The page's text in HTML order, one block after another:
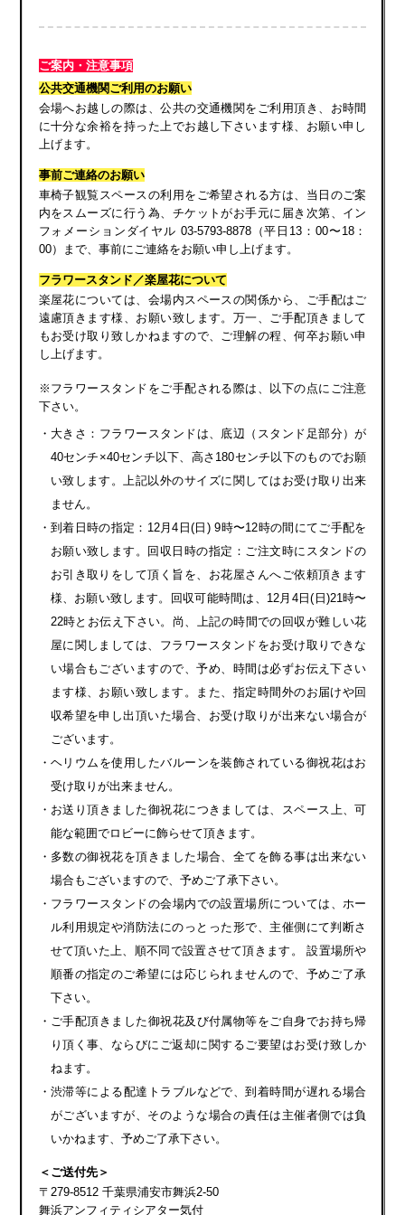
ご案内・注意事項
公共交通機関ご利用のお願い
会場へお越しの際は、公共の交通機関をご利用頂き、お時間
に十分な余裕を持った上でお越し下さいます様、お願い申し
上げます。
事前ご連絡のお願い
車椅子観覧スペースの利用をご希望される方は、当日のご案
内をスムーズに行う為、チケットがお手元に届き次第、イン
フォメーションダイヤル 03-5793-8878（平日13：00〜18：
00）まで、事前にご連絡をお願い申し上げます。
フラワースタンド／楽屋花について
楽屋花については、会場内スペースの関係から、ご手配はご
遠慮頂きます様、お願い致します。万一、ご手配頂きまして
もお受け取り致しかねますので、ご理解の程、何卒お願い申
し上げます。
※フラワースタンドをご手配される際は、以下の点にご注意
下さい。
・大きさ：フラワースタンドは、底辺（スタンド足部分）が
40センチ×40センチ以下、高さ180センチ以下のものでお願
い致します。上記以外のサイズに関してはお受け取り出来
ません。
・到着日時の指定：12月4日(日) 9時〜12時の間にてご手配を
お願い致します。回収日時の指定：ご注文時にスタンドの
お引き取りをして頂く旨を、お花屋さんへご依頼頂きます
様、お願い致します。回収可能時間は、12月4日(日)21時〜
22時とお伝え下さい。尚、上記の時間での回収が難しい花
屋に関しましては、フラワースタンドをお受け取りできな
い場合もございますので、予め、時間は必ずお伝え下さい
ます様、お願い致します。また、指定時間外のお届けや回
収希望を申し出頂いた場合、お受け取りが出来ない場合が
ございます。
・ヘリウムを使用したバルーンを装飾されている御祝花はお
受け取りが出来ません。
・お送り頂きました御祝花につきましては、スペース上、可
能な範囲でロビーに飾らせて頂きます。
・多数の御祝花を頂きました場合、全てを飾る事は出来ない
場合もございますので、予めご了承下さい。
・フラワースタンドの会場内での設置場所については、ホー
ル利用規定や消防法にのっとった形で、主催側にて判断さ
せて頂いた上、順不同で設置させて頂きます。 設置場所や
順番の指定のご希望には応じられませんので、予めご了承
下さい。
・ご手配頂きました御祝花及び付属物等をご自身でお持ち帰
り頂く事、ならびにご返却に関するご要望はお受け致しか
ねます。
・渋滞等による配達トラブルなどで、到着時間が遅れる場合
がございますが、そのような場合の責任は主催者側では負
いかねます、予めご了承下さい。
＜ご送付先＞
〒279-8512 千葉県浦安市舞浜2-50
舞浜アンフィティシアター気付